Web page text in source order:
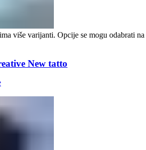
više varijanti. Opcije se mogu odabrati
New tatto